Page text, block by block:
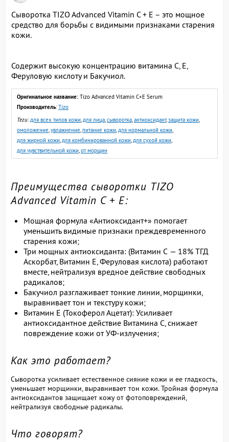
Сыворотка TIZO Advanced Vitamin C + E – это мощное
средство для борьбы с видимыми признаками старения
кожи.
Содержит высокую концентрацию витамина С, Е,
Феруловую кислоту и Бакучиол.
Оригинальное название: Tizo Advanced Vitamin C+E Serum
Производитель:Tizo
Теги:для всех типов кожи,для лица,сыворотка,антиоксидант,защита кожи,
омоложение,увлажнение,питание кожи,для нормальной кожи,
для жирной кожи,для комбинированной кожи,для сухой кожи,
для чувствительной кожи,от морщин
Преимущества сыворотки TIZO
Advanced Vitamin C + E:
Мощная формула «Антиоксидант+» помогает
уменьшить видимые признаки преждевременного
старения кожи;
Три мощных антиоксиданта: (Витамин C — 18% ТГД
Аскорбат, Витамин Е, Феруловая кислота) работают
вместе, нейтрализуя вредное действие свободных
радикалов;
Бакучиол разглаживает тонкие линии, морщинки,
выравнивает тон и текстуру кожи;
Витамин Е (Токоферол Ацетат): Усиливает
антиоксидантное действие Витамина С, снижает
повреждение кожи от УФ-излучения;
Как это работает?
Сыворотка усиливает естественное сияние кожи и ее гладкость,
уменьшает морщинки, выравнивает тон кожи. Тройная формула
антиоксидантов защищает кожу от фотоповреждений,
нейтрализуя свободные радикалы.
Что говорят?